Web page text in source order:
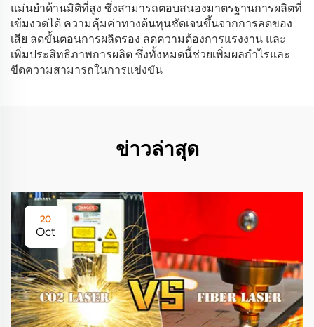
แม่นยำด้านมิติที่สูง ซึ่งสามารถตอบสนองมาตรฐานการผลิตที่
เข้มงวดได้ ความคุ้มค่าทางต้นทุนชัดเจนขึ้นจากการลดของ
เสีย ลดขั้นตอนการผลิตรอง ลดความต้องการแรงงาน และ
เพิ่มประสิทธิภาพการผลิต ซึ่งทั้งหมดนี้ช่วยเพิ่มผลกำไรและ
ขีดความสามารถในการแข่งขัน
ข่าวล่าสุด
20
Oct